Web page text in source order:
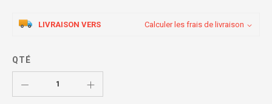
LIVRAISON VERS Calculer les frais de livraison
QTÉ